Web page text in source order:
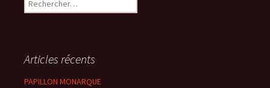
Articles récents
PAPILLON MONARQUE